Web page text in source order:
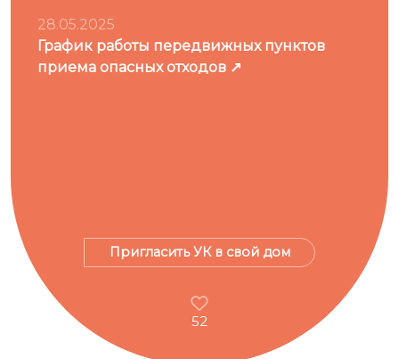
28.05.2025
График работы передвижных пунктов
приема опасных отходов
Пригласить УК в свой дом
52